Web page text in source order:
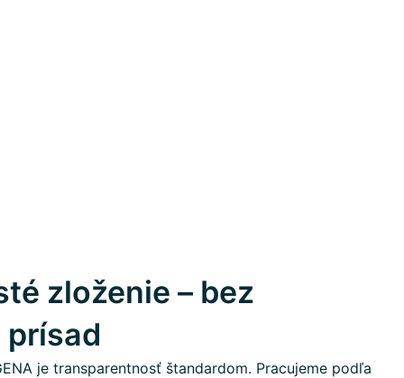
zloženie – bez
je transparentnosť štandardom. Pracujeme podľa